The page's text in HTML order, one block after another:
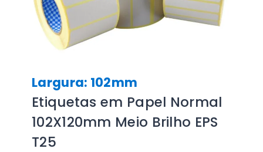
Largura: 102mm
Etiquetas em Papel Normal
102X120mm Meio Brilho EPS
T25